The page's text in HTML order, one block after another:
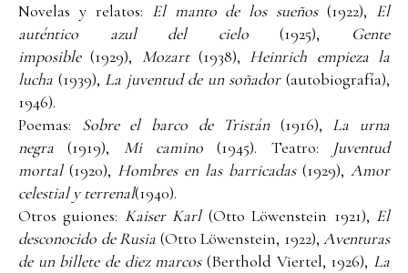
Novelas y relatos: El manto de los sueños(1922), El
auténtico azul del cielo(1925), Gente
imposible(1929), Mozart(1938), Heinrich empieza la
lucha (1939), La juventud de un soñador(autobiografía),
1946).
Poemas: Sobre el barco de Tristán(1916), La urna
negra(1919), Mi camino(1945). Teatro: Juventud
mortal (1920), Hombres en las barricadas (1929), Amor
celestial y terrenal(1940).
Otros guiones: Kaiser Karl (Otto Löwenstein 1921), El
desconocido de Rusia (Otto Löwenstein, 1922), Aventuras
de un billete de diez marcos (Berthold Viertel, 1926), La